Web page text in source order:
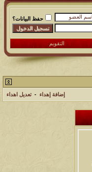
حفظ البيانات؟
التقويم
إضافة إهداء - تعديل اهداء